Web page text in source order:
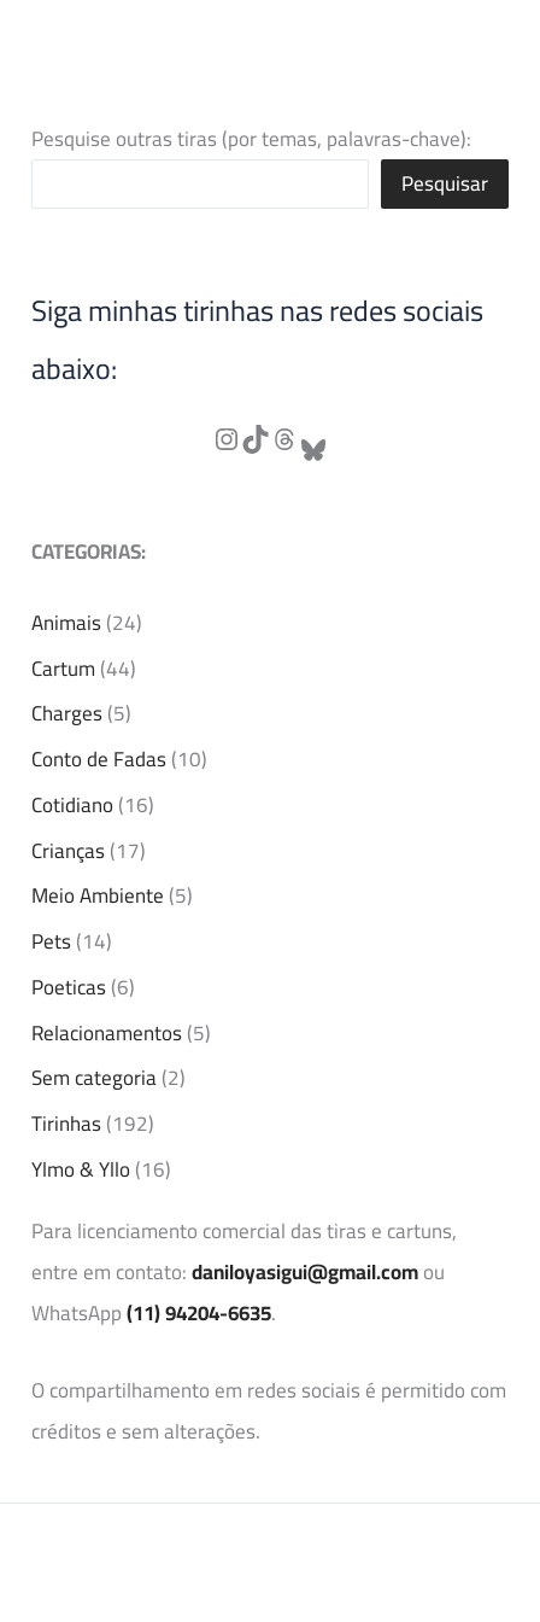
Pesquise outras tiras (por temas, palavras-chave):
Pesquisar
Siga minhas tirinhas nas redes sociais
abaixo:
CATEGORIAS:
Animais(24)
Cartum(44)
Charges(5)
Conto de Fadas(10)
Cotidiano(16)
Crianças(17)
Meio Ambiente(5)
Pets(14)
Poeticas(6)
Relacionamentos(5)
Sem categoria(2)
Tirinhas(192)
Ylmo & Yllo(16)
Para licenciamento comercial das tiras e cartuns,
entre em contato:daniloyasigui@gmail.comou
WhatsApp(11) 94204-6635.
O compartilhamento em redes sociais é permitido com
créditos e sem alterações.